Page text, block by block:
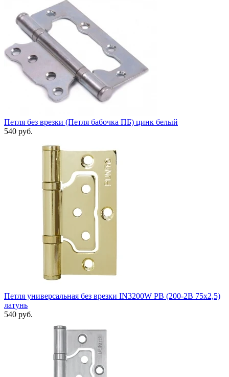
Петля без врезки (Петля бабочка ПБ) цинк белый
540 руб.
Петля универсальная без врезки IN3200W PB (200-2B 75x2,5)
латунь
540 руб.